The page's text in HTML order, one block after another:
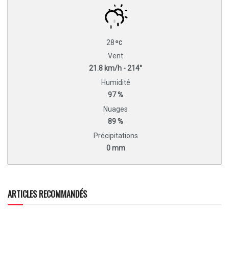
28
Vent
21.8 km/h - 214°
Humidité
97 %
Nuages
89 %
Précipitations
0 mm
ARTICLES RECOMMANDÉS